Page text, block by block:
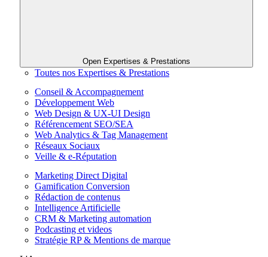
Open Expertises & Prestations
Toutes nos Expertises & Prestations
Conseil & Accompagnement
Développement Web
Web Design & UX-UI Design
Référencement SEO/SEA
Web Analytics & Tag Management
Réseaux Sociaux
Veille & e-Réputation
Marketing Direct Digital
Gamification Conversion
Rédaction de contenus
Intelligence Artificielle
CRM & Marketing automation
Podcasting et videos
Stratégie RP & Mentions de marque